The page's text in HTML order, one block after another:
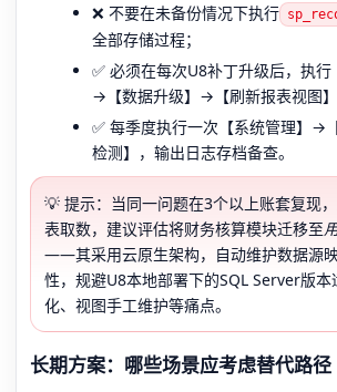
❌ 不要在未备份情况下执行
全部存储过程；
✅ 必须在每次U8补丁升级后，执行
→【数据升级】→【刷新报表视图】
✅ 每季度执行一次【系统管理】→
检测】，输出日志存档备查。
💡 提示：当同一问题在3个以上账套复现
表取数，建议评估将财务核算模块迁移至
——其采用云原生架构，自动维护数据源
性，规避U8本地部署下的SQL Server版本
化、视图手工维护等痛点。
长期方案：哪些场景应考虑替代路径